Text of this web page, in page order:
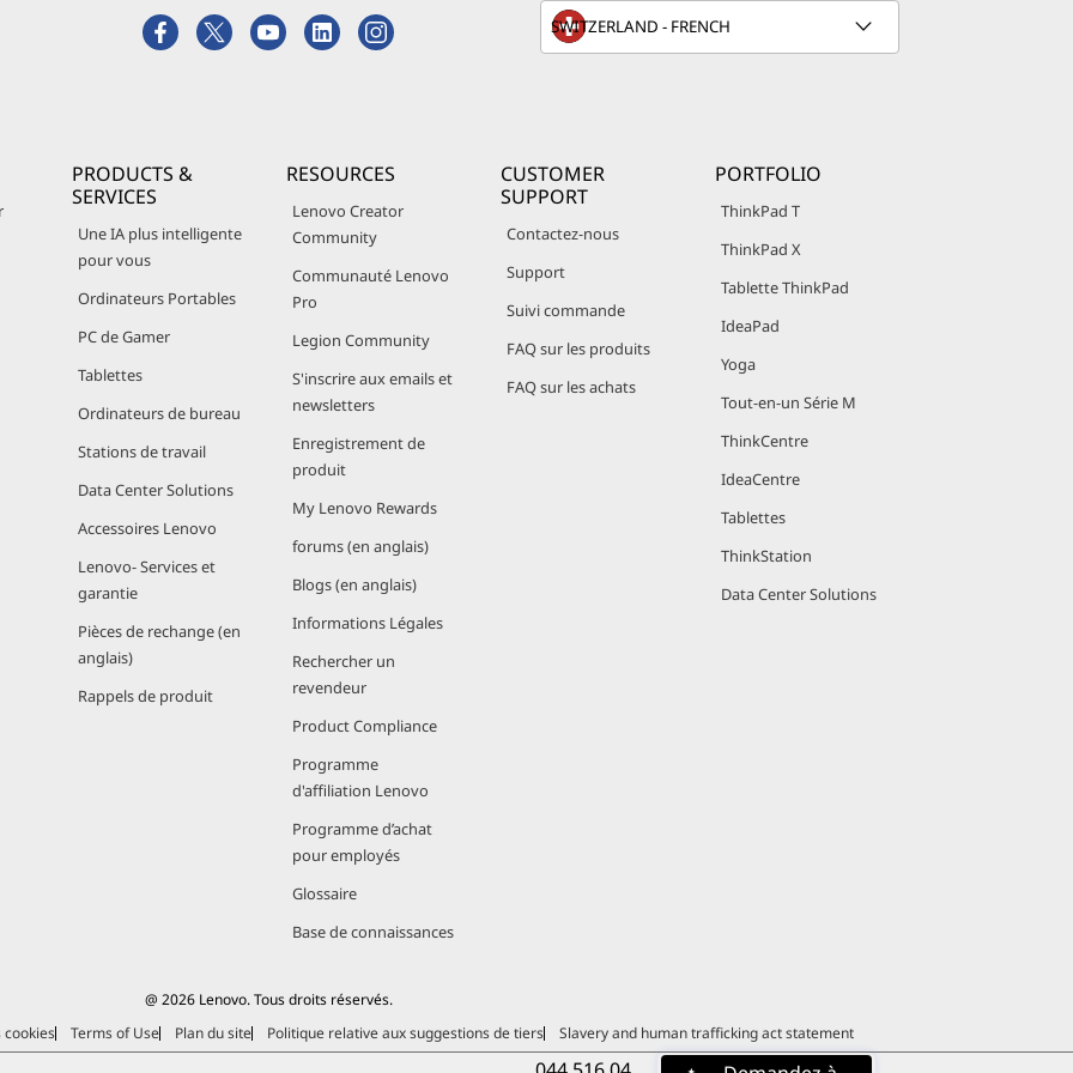
de 10e génération basé sur un Intel Core pour pratiquement tous
Intel Core U Series/Y Series de 10e
mobiles Intel, il y a de fortes chances que votre
de la série U ou de la série Y. Ils sont utilisés pour alimenter une
fins et légers aux systèmes plus performants pour le
portables de 10e génération des séries Core U et Y :
conçus pour l'informatique décisionnelle du futur, avec des
votre ordinateur portable à apprendre et à s'adapter à ce que
rapide de filtres vidéo et d'autres fonctionnalités permettent
ont toujours voulu et, aujourd'hui, exigent.
un son et une vidéo incroyablement immersifs, grâce aux
Plus. Jouez aux jeux AAA les plus populaires
vidéos HDR 4K réalistes sans interruption, traitez/éditez des photos
des portables parmi les plus fins et les plus légers du marché.
la meilleure connectivité câblée et sans fil de leur catégorie. La
sans fil rapides et réactives, même dans des environnements où de
essentielles* des processeurs Intel Core U Series et Y Series pour
PRODUCTS &
SERVICES
Une IA plus intelligente
pour vous
Ordinateurs Portables
PC de Gamer
Tablettes
Ordinateurs de bureau
Stations de travail
Data Center Solutions
Accessoires Lenovo
Lenovo- Services et
garantie
Pièces de rechange (en
anglais)
Rappels de produit
RESOURCES
Lenovo Creator
Community
Communauté Lenovo
Pro
Legion Community
S'inscrire aux emails et
newsletters
Enregistrement de
produit
My Lenovo Rewards
forums (en anglais)
Blogs (en anglais)
Informations Légales
Rechercher un
revendeur
Product Compliance
Programme
d'affiliation Lenovo
Programme d’achat
pour employés
Glossaire
Base de connaissances
CUSTOMER
SUPPORT
Contactez-nous
Support
Suivi commande
FAQ sur les produits
FAQ sur les achats
PORTFOLIO
ThinkPad T
ThinkPad X
Tablette ThinkPad
IdeaPad
Yoga
Tout-en-un Série M
ThinkCentre
IdeaCentre
Tablettes
ThinkStation
Data Center Solutions
@ 2026 Lenovo. Tous droits réservés.
Terms of Use Plan du site Politique relative aux suggestions de tiers Slavery and human trafficking act statement